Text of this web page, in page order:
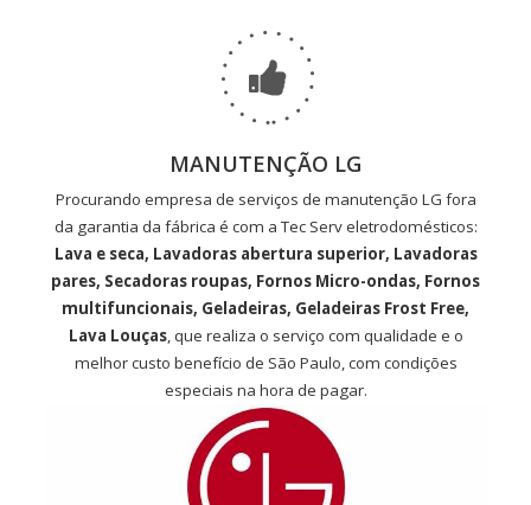
MANUTENÇÃO LG
Procurando empresa de serviços de manutenção LG fora
da garantia da fábrica é com a Tec Serv eletrodomésticos:
Lava e seca, Lavadoras abertura superior, Lavadoras
pares, Secadoras roupas, Fornos Micro-ondas, Fornos
multifuncionais, Geladeiras, Geladeiras Frost Free,
Lava Louças, que realiza o serviço com qualidade e o
melhor custo benefício de São Paulo, com condições
especiais na hora de pagar.